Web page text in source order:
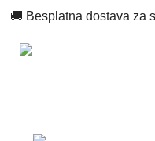
🚚 Besplatna dostava za